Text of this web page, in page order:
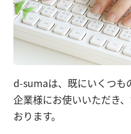
d-sumaは、既にいくつも
企業様にお使いいただき
おります。